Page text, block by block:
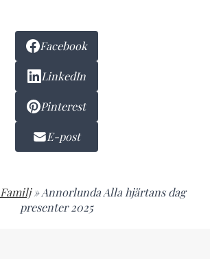
Facebook
LinkedIn
Pinterest
E-post
Familj »Annorlunda Alla hjärtans dag
presenter 2025